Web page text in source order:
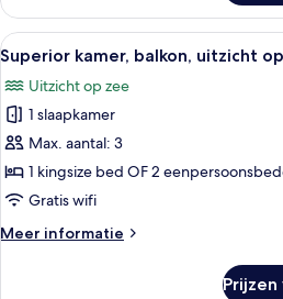
kamer,
balkon
Alle
foto's
voor
Superior
kamer,
balkon,
uitzicht
zee
Een
26
Superior kamer, balkon, uitzicht
Uitzicht op zee
1 slaapkamer
Max. aantal: 3
1 kingsize bed OF 2
Gratis wifi
Meer informatie
Meer